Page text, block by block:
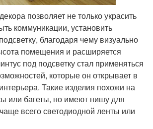
позволяет не только украсить
коммуникации, установить
благодаря чему визуально
помещения и расширяется
под подсветку стал применяться
которые он открывает в
Такие изделия похожи на
или багеты, но имеют нишу для
всего светодиодной ленты или